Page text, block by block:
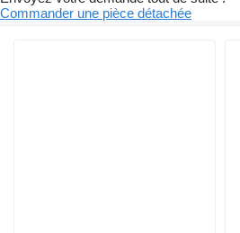
Commander une pièce détachée